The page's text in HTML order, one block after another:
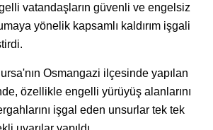
vatandaşların güvenli ve engelsiz
yönelik kapsamlı kaldırım işgali
Osmangazi ilçesinde yapılan
özellikle engelli yürüyüş alanlarını
işgal eden unsurlar tek tek